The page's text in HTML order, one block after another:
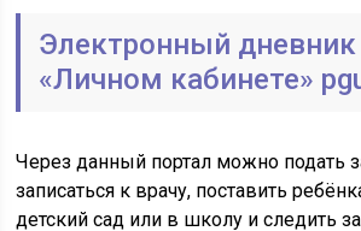
Электронный дневник
«Личном кабинете»
Через данный портал можно подать
записаться к врачу, поставить
детский сад или в школу и следить